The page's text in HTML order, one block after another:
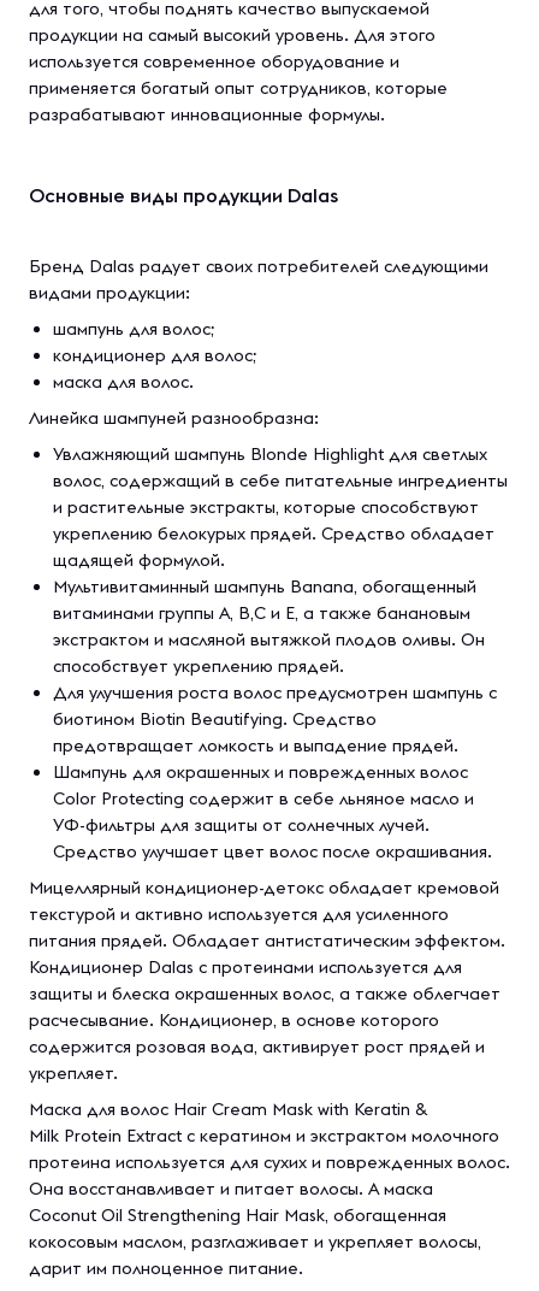
для того, чтобы поднять качество выпускаемой
продукции на самый высокий уровень. Для этого
используется современное оборудование и
применяется богатый опыт сотрудников, которые
разрабатывают инновационные формулы.
Основные виды продукции Dalas
Бренд Dalas радует своих потребителей следующими
видами продукции:
шампунь для волос;
кондиционер для волос;
маска для волос.
Линейка шампуней разнообразна:
Увлажняющий шампунь Blonde Highlight для светлых
волос, содержащий в себе питательные ингредиенты
и растительные экстракты, которые способствуют
укреплению белокурых прядей. Средство обладает
щадящей формулой.
Мультивитаминный шампунь Banana, обогащенный
витаминами группы A, B,C и E, а также банановым
экстрактом и масляной вытяжкой плодов оливы. Он
способствует укреплению прядей.
Для улучшения роста волос предусмотрен шампунь с
биотином Biotin Beautifying. Средство
предотвращает ломкость и выпадение прядей.
Шампунь для окрашенных и поврежденных волос
Color Protecting содержит в себе льняное масло и
УФ-фильтры для защиты от солнечных лучей.
Средство улучшает цвет волос после окрашивания.
Мицеллярный кондиционер-детокс обладает кремовой
текстурой и активно используется для усиленного
питания прядей. Обладает антистатическим эффектом.
Кондиционер Dalas с протеинами используется для
защиты и блеска окрашенных волос, а также облегчает
расчесывание. Кондиционер, в основе которого
содержится розовая вода, активирует рост прядей и
укрепляет.
Маска для волос Hair Cream Mask with Keratin &
Milk Protein Extract с кератином и экстрактом молочного
протеина используется для сухих и поврежденных волос.
Она восстанавливает и питает волосы. А маска
Coconut Oil Strengthening Hair Mask, обогащенная
кокосовым маслом, разглаживает и укрепляет волосы,
дарит им полноценное питание.